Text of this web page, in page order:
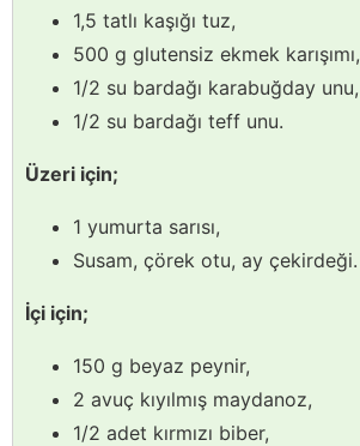
1,5 tatlı kaşığı tuz,
500 g glutensiz ekmek karışımı,
1/2 su bardağı karabuğday unu,
1/2 su bardağı teff unu.
Üzeri için;
1 yumurta sarısı,
Susam, çörek otu, ay çekirdeği.
İçi için;
150 g beyaz peynir,
2 avuç kıyılmış maydanoz,
1/2 adet kırmızı biber,